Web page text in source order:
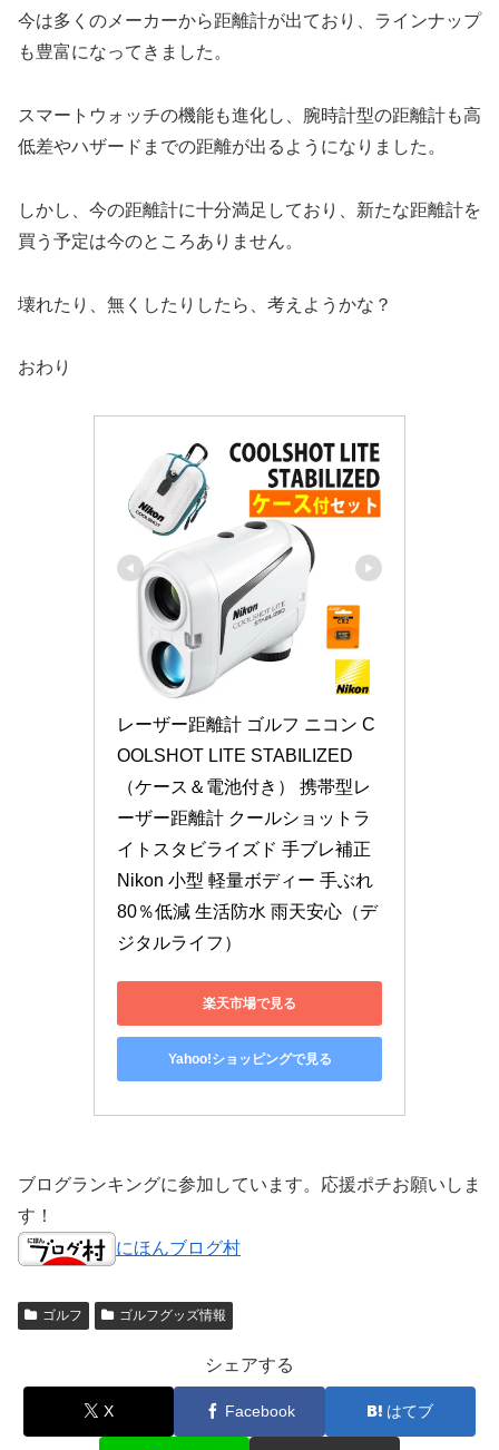
今は多くのメーカーから距離計が出ており、ラインナップ
も豊富になってきました。
スマートウォッチの機能も進化し、腕時計型の距離計も高
低差やハザードまでの距離が出るようになりました。
しかし、今の距離計に十分満足しており、新たな距離計を
買う予定は今のところありません。
壊れたり、無くしたりしたら、考えようかな？
おわり
レーザー距離計 ゴルフ ニコン C
OOLSHOT LITE STABILIZED
（ケース＆電池付き） 携帯型レ
ーザー距離計 クールショットラ
イトスタビライズド 手ブレ補正
Nikon 小型 軽量ボディー 手ぶれ
80％低減 生活防水 雨天安心（デ
ジタルライフ）
楽天市場で見る
Yahoo!ショッピングで見る
ブログランキングに参加しています。応援ポチお願いしま
す！
にほんブログ村
ゴルフ ゴルフグッズ情報
シェアする
X Facebook はてブ